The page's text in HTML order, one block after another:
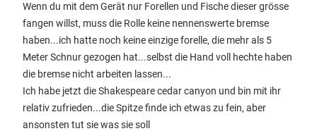
Wenn du mit dem Gerät nur Forellen und Fische dieser grösse
fangen willst, muss die Rolle keine nennenswerte bremse
haben...ich hatte noch keine einzige forelle, die mehr als 5
Meter Schnur gezogen hat...selbst die Hand voll hechte haben
die bremse nicht arbeiten lassen...
Ich habe jetzt die Shakespeare cedar canyon und bin mit ihr
relativ zufrieden...die Spitze finde ich etwas zu fein, aber
ansonsten tut sie was sie soll